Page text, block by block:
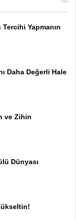
Yapmanın
Daha Değerli Hale
ve Zihin
Dünyası